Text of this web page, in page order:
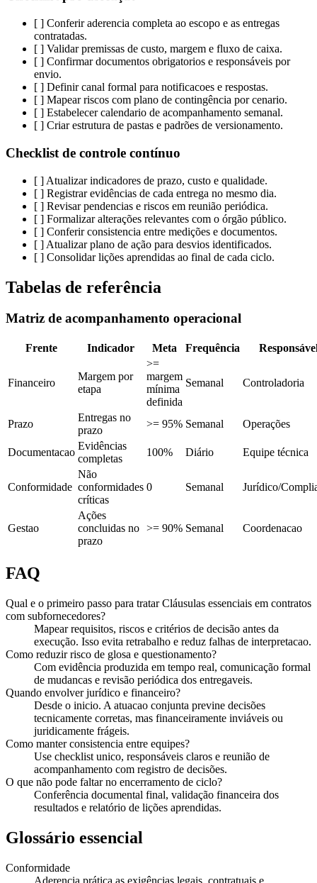
[ ] Conferir aderencia completa ao escopo e as entregas
contratadas.
[ ] Validar premissas de custo, margem e fluxo de caixa.
[ ] Confirmar documentos obrigatorios e responsáveis por
envio.
[ ] Definir canal formal para notificacoes e respostas.
[ ] Mapear riscos com plano de contingência por cenario.
[ ] Estabelecer calendario de acompanhamento semanal.
[ ] Criar estrutura de pastas e padrões de versionamento.
Checklist de controle contínuo
[ ] Atualizar indicadores de prazo, custo e qualidade.
[ ] Registrar evidências de cada entrega no mesmo dia.
[ ] Revisar pendencias e riscos em reunião periódica.
[ ] Formalizar alterações relevantes com o órgão público.
[ ] Conferir consistencia entre medições e documentos.
[ ] Atualizar plano de ação para desvios identificados.
[ ] Consolidar lições aprendidas ao final de cada ciclo.
Tabelas de referência
Matriz de acompanhamento operacional
Frente Indicador Meta Frequência
Financeiro
Margem por
etapa
>=
margem
mínima
definida
Semanal Controladoria
Prazo
Entregas no
prazo
>= 95% Semanal Operações
Documentacao
Evidências
completas
100% Diário Equipe técnica
Conformidade
Não
conformidades
críticas
0 Semanal Jurídico/
Gestao
Ações
concluidas no
prazo
>= 90% Semanal Coordenacao
FAQ
Qual e o primeiro passo para tratar Cláusulas essenciais em contratos
com subfornecedores?
Mapear requisitos, riscos e critérios de decisão antes da
execução. Isso evita retrabalho e reduz falhas de interpretacao.
Como reduzir risco de glosa e questionamento?
Com evidência produzida em tempo real, comunicação formal
de mudancas e revisão periódica dos entregaveis.
Quando envolver jurídico e financeiro?
Desde o inicio. A atuacao conjunta previne decisões
tecnicamente corretas, mas financeiramente inviáveis ou
juridicamente frágeis.
Como manter consistencia entre equipes?
Use checklist unico, responsáveis claros e reunião de
acompanhamento com registro de decisões.
O que não pode faltar no encerramento de ciclo?
Conferência documental final, validação financeira dos
resultados e relatório de lições aprendidas.
Glossário essencial
Conformidade
Aderencia prática as exigências legais, contratuais e